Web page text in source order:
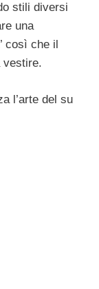
stili diversi
una
così che il
vestire.
l’arte del su